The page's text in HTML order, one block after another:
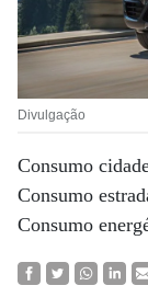
Divulgação
Consumo
Consumo
Consumo